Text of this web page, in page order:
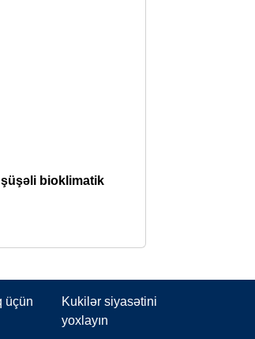
bioklimatik
üçün
Kukilər siyasətini
yoxlayın